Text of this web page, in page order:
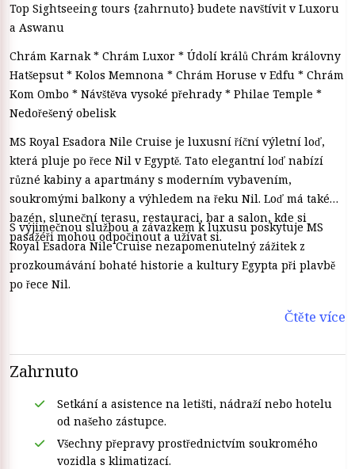
Top Sightseeing tours {zahrnuto} budete navštívit v Luxoru
a Aswanu
Chrám Karnak * Chrám Luxor * Údolí králů Chrám královny
Hatšepsut * Kolos Memnona * Chrám Horuse v Edfu * Chrám
Kom Ombo * Návštěva vysoké přehrady * Philae Temple *
Nedořešený obelisk
MS Royal Esadora Nile Cruise je luxusní říční výletní loď,
která pluje po řece Nil v Egyptě. Tato elegantní loď nabízí
různé kabiny a apartmány s moderním vybavením,
soukromými balkony a výhledem na řeku Nil. Loď má také
bazén, sluneční terasu, restauraci, bar a salon, kde si
pasažéři mohou odpočinout a užívat si.
S výjimečnou službou a závazkem k luxusu poskytuje MS
Royal Esadora Nile Cruise nezapomenutelný zážitek z
prozkoumávání bohaté historie a kultury Egypta při plavbě
po řece Nil.
Čtěte více
Zahrnuto
Setkání a asistence na letišti, nádraží nebo hotelu
od našeho zástupce.
Všechny přepravy prostřednictvím soukromého
vozidla s klimatizací.